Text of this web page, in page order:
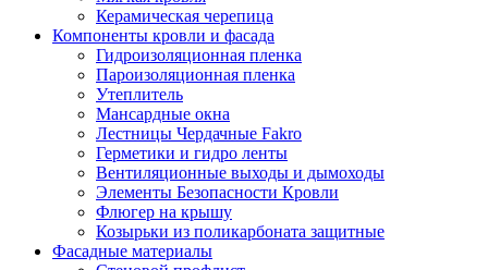
Керамическая черепица
Компоненты кровли и фасада
Гидроизоляционная пленка
Пароизоляционная пленка
Утеплитель
Мансардные окна
Лестницы Чердачные Fakro
Герметики и гидро ленты
Вентиляционные выходы и дымоходы
Элементы Безопасности Кровли
Флюгер на крышу
Козырьки из поликарбоната защитные
Фасадные материалы